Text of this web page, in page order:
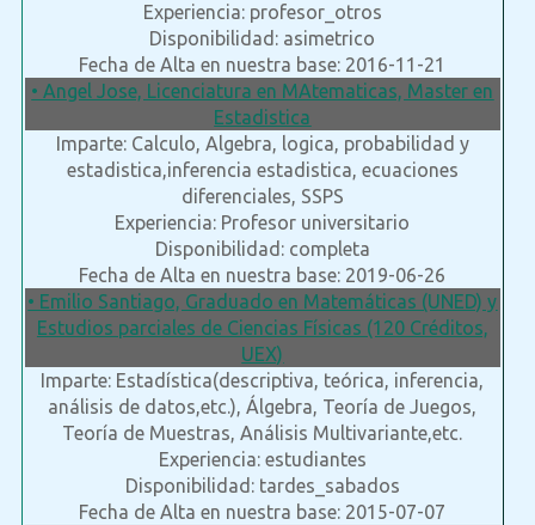
Experiencia: profesor_otros
Disponibilidad: asimetrico
Fecha de Alta en nuestra base: 2016-11-21
• Angel Jose, Licenciatura en MAtematicas, Master en
Estadistica
Imparte: Calculo, Algebra, logica, probabilidad y
estadistica,inferencia estadistica, ecuaciones
diferenciales, SSPS
Experiencia: Profesor universitario
Disponibilidad: completa
Fecha de Alta en nuestra base: 2019-06-26
• Emilio Santiago, Graduado en Matemáticas (UNED) y
Estudios parciales de Ciencias Físicas (120 Créditos,
UEX)
Imparte: Estadística(descriptiva, teórica, inferencia,
análisis de datos,etc.), Álgebra, Teoría de Juegos,
Teoría de Muestras, Análisis Multivariante,etc.
Experiencia: estudiantes
Disponibilidad: tardes_sabados
Fecha de Alta en nuestra base: 2015-07-07